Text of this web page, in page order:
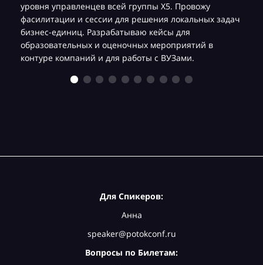
уровня управленцев всей группы Х5. Провожу
фасилитации и сессии для решения локальных задач
бизнес-единиц. Разрабатываю кейсы для
образовательных и оценочных мероприятий в
контуре компаний и для работы с ВУЗами.
Для Спикеров:
Анна
speaker@potokconf.ru
Вопросы по Билетам: